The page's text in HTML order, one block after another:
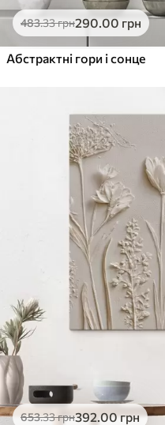
483.33грн290.00 грн
Абстрактні гори і сонце
653.33грн392.00грн